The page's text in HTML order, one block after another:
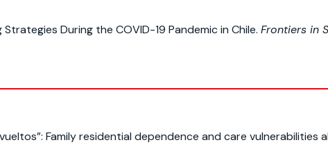
During the COVID-19 Pandemic in Chile. Frontiers in
Family residential dependence and care vulnerabilities